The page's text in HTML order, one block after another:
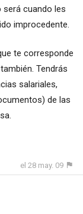
será cuando les
improcedente.
te corresponde
Tendrás
salariales,
de las
el 28 may. 09